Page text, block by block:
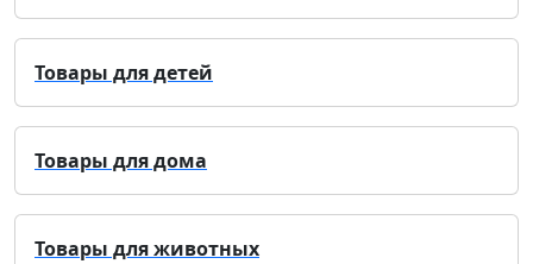
Товары для детей
Товары для дома
Товары для животных